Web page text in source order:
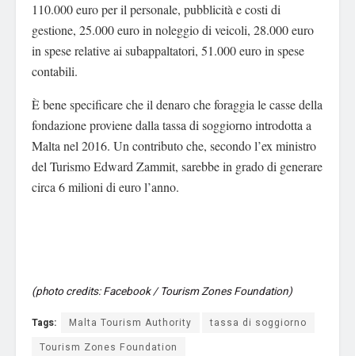
110.000 euro per il personale, pubblicità e costi di
gestione, 25.000 euro in noleggio di veicoli, 28.000 euro
in spese relative ai subappaltatori, 51.000 euro in spese
contabili.
È bene specificare che il denaro che foraggia le casse della
fondazione proviene dalla tassa di soggiorno introdotta a
Malta nel 2016. Un contributo che, secondo l’ex ministro
del Turismo Edward Zammit, sarebbe in grado di generare
circa 6 milioni di euro l’anno.
(photo credits: Facebook / Tourism Zones Foundation)
Tags: Malta Tourism Authority
tassa di soggiorno
Tourism Zones Foundation